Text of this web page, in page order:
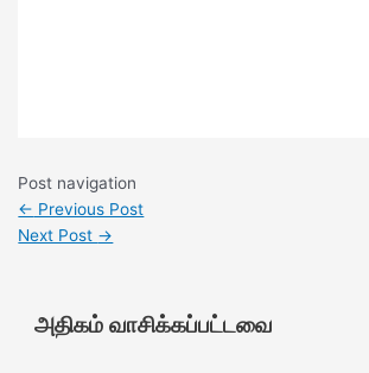
Post navigation
← Previous Post
Next Post →
அதிகம் வாசிக்கப்பட்டவை